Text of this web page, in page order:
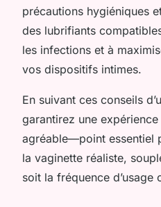
précautions hygiéniques
des lubrifiants
les infections et à
vos dispositifs intimes.
En suivant ces conseils
garantirez une
agréable—point essentiel
la vaginette réaliste,
soit la fréquence d’usage